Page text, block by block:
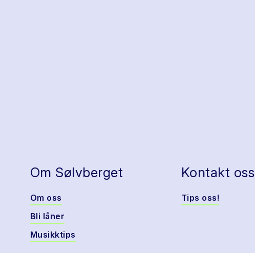
Om Sølvberget
Om oss
Bli låner
Musikktips
Kontakt oss
Tips oss!